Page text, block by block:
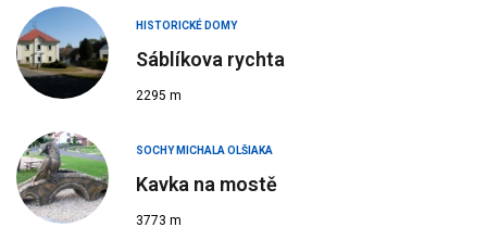
HISTORICKÉ DOMY
Sáblíkova rychta
2295 m
SOCHY MICHALA OLŠIAKA
Kavka na mostě
3773 m